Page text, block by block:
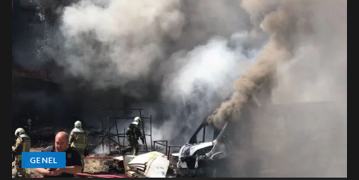
GENEL